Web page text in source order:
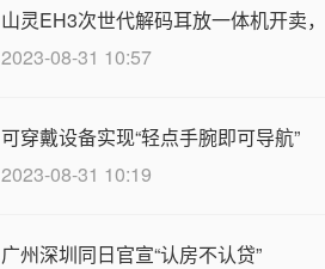
山灵EH3次世代解码耳放一体机开卖
2023-08-31 10:57
可穿戴设备实现“轻点手腕即可导航”
2023-08-31 10:19
广州深圳同日官宣“认房不认贷”